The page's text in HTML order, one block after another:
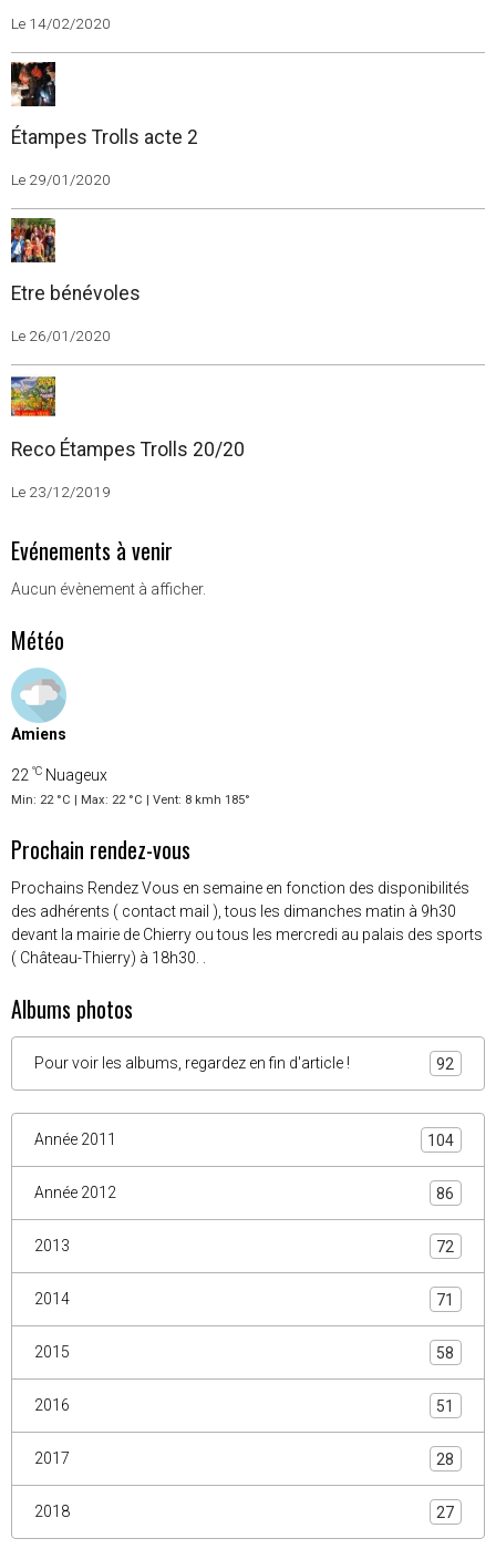
Le 14/02/2020
Étampes Trolls acte 2
Le 29/01/2020
Etre bénévoles
Le 26/01/2020
Reco Étampes Trolls 20/20
Le 23/12/2019
Evénements à venir
Aucun évènement à afficher.
Météo
Amiens
22 °C Nuageux
Min: 22 °C | Max: 22 °C | Vent: 8 kmh 185°
Prochain rendez-vous
Prochains Rendez Vous en semaine en fonction des disponibilités
des adhérents ( contact mail ), tous les dimanches matin à 9h30
devant la mairie de Chierry ou tous les mercredi au palais des sports
( Château-Thierry) à 18h30. .
Albums photos
Pour voir les albums, regardez en fin d'article ! 92
Année 2011 104
Année 2012 86
2013 72
2014 71
2015 58
2016 51
2017 28
2018 27